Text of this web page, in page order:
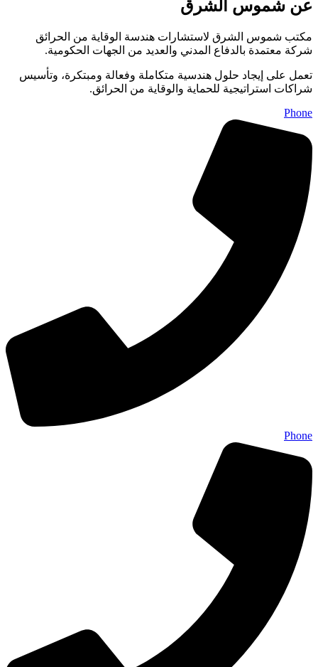
عن شموس الشرق
مكتب شموس الشرق لاستشارات هندسة الوقاية من الحرائق
شركة معتمدة بالدفاع المدني والعديد من الجهات الحكومية.
تعمل على إيجاد حلول هندسية متكاملة وفعالة ومبتكرة، وتأسيس
شراكات استراتيجية للحماية والوقاية من الحرائق.
Phone
Phone